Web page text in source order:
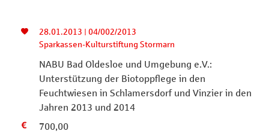
28.01.2013 | 04/002/2013
Sparkassen-Kulturstiftung Stormarn
NABU Bad Oldesloe und Umgebung e.V.:
Unterstützung der Biotoppflege in den
Feuchtwiesen in Schlamersdorf und Vinzier in den
Jahren 2013 und 2014
700,00